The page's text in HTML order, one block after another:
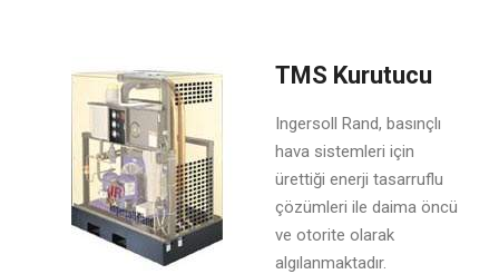
TMS Kurutucu
Ingersoll Rand, basınçlı
hava sistemleri için
ürettiği enerji tasarruflu
çözümleri ile daima öncü
ve otorite olarak
algılanmaktadır.